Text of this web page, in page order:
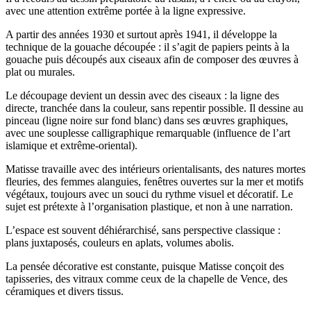
avec une attention extrême portée à la ligne expressive.
A partir des années 1930 et surtout après 1941, il développe la
technique de la gouache découpée : il s’agit de papiers peints à la
gouache puis découpés aux ciseaux afin de composer des œuvres à
plat ou murales.
Le découpage devient un dessin avec des ciseaux : la ligne des
directe, tranchée dans la couleur, sans repentir possible. Il dessine au
pinceau (ligne noire sur fond blanc) dans ses œuvres graphiques,
avec une souplesse calligraphique remarquable (influence de l’art
islamique et extrême-oriental).
Matisse travaille avec des intérieurs orientalisants, des natures mortes
fleuries, des femmes alanguies, fenêtres ouvertes sur la mer et motifs
végétaux, toujours avec un souci du rythme visuel et décoratif. Le
sujet est prétexte à l’organisation plastique, et non à une narration.
L’espace est souvent déhiérarchisé, sans perspective classique :
plans juxtaposés, couleurs en aplats, volumes abolis.
La pensée décorative est constante, puisque Matisse conçoit des
tapisseries, des vitraux comme ceux de la chapelle de Vence, des
céramiques et divers tissus.